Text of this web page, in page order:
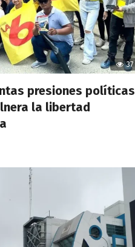
37
presiones políticas
la libertad